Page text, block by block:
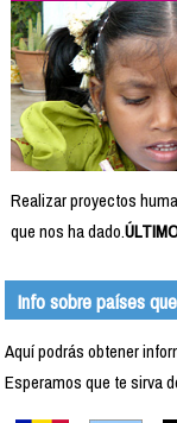
Realizar proyectos
que nos ha dado.
Info sobre países
Aquí podrás obtener
Esperamos que te sirva